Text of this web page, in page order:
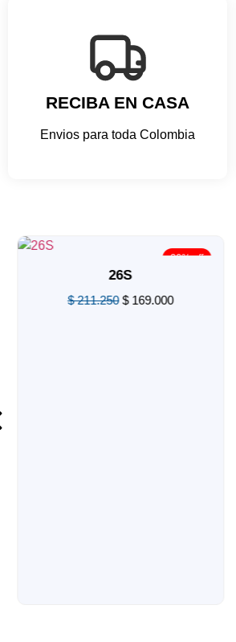
RECIBA EN CASA
Envios para toda Colombia
20% off
26S
211.250 $169.000